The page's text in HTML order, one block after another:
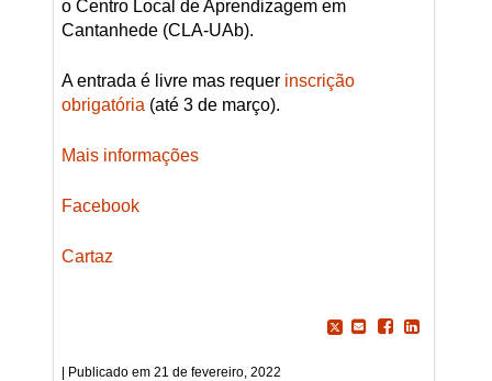
o Centro Local de Aprendizagem em
Cantanhede (CLA-UAb).
A entrada é livre mas requer inscrição
obrigatória (até 3 de março).
Mais informações
Facebook
Cartaz
21 de fevereiro, 2022